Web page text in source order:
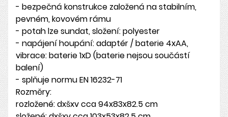
- bezpečná konstrukce založená na stabilním,
pevném, kovovém rámu
- potah lze sundat, složení: polyester
- napájení houpání: adaptér / baterie 4xAA,
vibrace: baterie 1xD (baterie nejsou součástí
balení)
- splňuje normu EN 16232-71
Rozměry:
rozložené: dxšxv cca 94x83x82.5 cm